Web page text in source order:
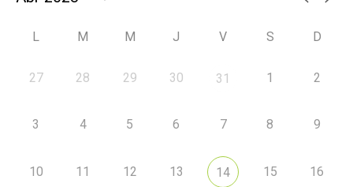
L M M J V S D
27 28 29 30 31 1 2
3 4 5 6 7 8 9
10 11 12 13 14 15 16